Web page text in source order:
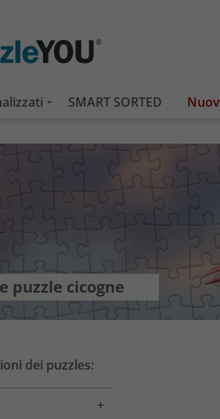
SMART SORTED
puzzle cicogne
dei puzzles:
Toggle menu